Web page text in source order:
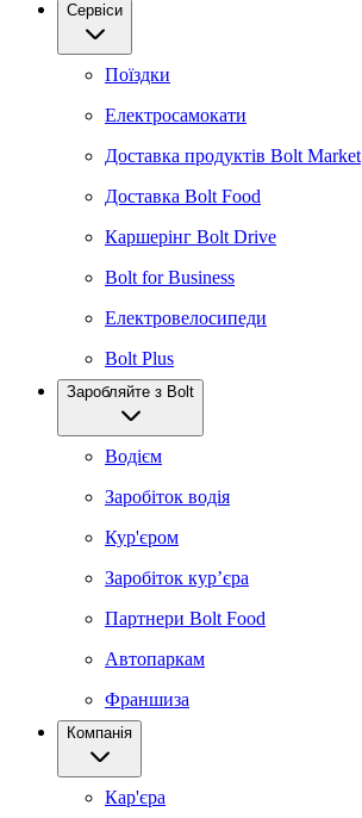
Сервіси
Поїздки
Електросамокати
Доставка продуктів Bolt Market
Доставка Bolt Food
Каршерінг Bolt Drive
Bolt for Business
Електровелосипеди
Bolt Plus
Заробляйте з Bolt
Водієм
Заробіток водія
Кур'єром
Заробіток курʼєра
Партнери Bolt Food
Автопаркам
Франшиза
Компанія
Кар'єра